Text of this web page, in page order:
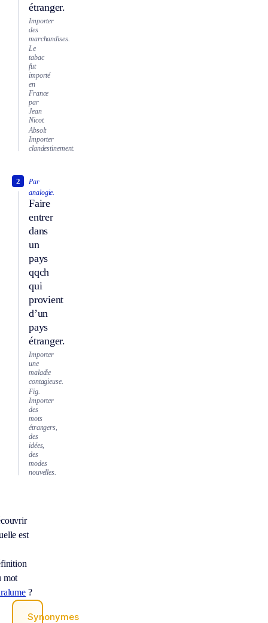
étranger.
Importer
des
marchandises.
Le
tabac
fut
importé
en
France
par
Jean
Nicot.
Absolt
Importer
clandestinement.
Par
analogie.
Faire
entrer
dans
un
pays
qqch
qui
provient
d’un
pays
étranger.
2
Importer
une
maladie
contagieuse.
Fig.
Importer
des
mots
étrangers,
des
idées,
des
modes
nouvelles.
est
mot
?
Synonymes